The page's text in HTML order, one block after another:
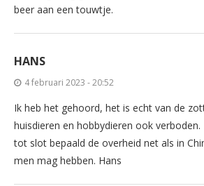
beer aan een touwtje.
HANS
4 februari 2023 - 20:52
Ik heb het gehoord, het is echt van de
huisdieren en hobbydieren ook verboden.
tot slot bepaald de overheid net als in
men mag hebben. Hans